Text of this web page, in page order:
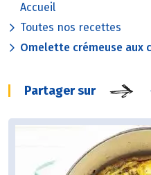
Accueil
Toutes nos recettes
Omelette crémeuse aux
Partager sur